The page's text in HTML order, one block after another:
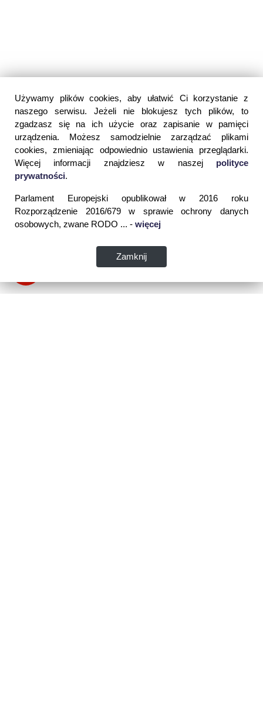
Używamy plików cookies, aby ułatwić Ci korzystanie z
naszego serwisu. Jeżeli nie blokujesz tych plików, to
zgadzasz się na ich użycie oraz zapisanie w pamięci
urządzenia. Możesz samodzielnie zarządzać plikami
cookies, zmieniając odpowiednio ustawienia przeglądarki.
Więcej informacji znajdziesz w naszej polityce
prywatności.
Parlament Europejski opublikował w 2016 roku
Rozporządzenie 2016/679 w sprawie ochrony danych
osobowych, zwane RODO ... - więcej
Zamknij